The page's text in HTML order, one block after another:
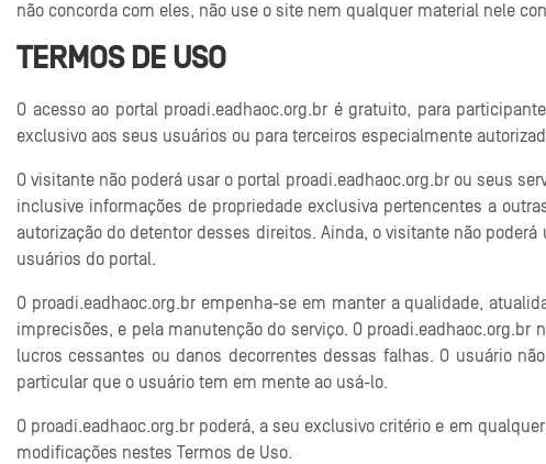
não concorda com eles, não use o site nem qualquer material nele
TERMOS DE USO
O acesso ao portal proadi.eadhaoc.org.br é gratuito, para
exclusivo aos seus usuários ou para terceiros especialmente
O visitante não poderá usar o portal proadi.eadhaoc.org.br ou seus
inclusive informações de propriedade exclusiva pertencentes a
autorização do detentor desses direitos. Ainda, o visitante não
usuários do portal.
O proadi.eadhaoc.org.br empenha-se em manter a qualidade,
imprecisões, e pela manutenção do serviço. O
lucros cessantes ou danos decorrentes dessas falhas. O usuário
particular que o usuário tem em mente ao usá-lo.
O proadi.eadhaoc.org.br poderá, a seu exclusivo critério e em
modificações nestes Termos de Uso.